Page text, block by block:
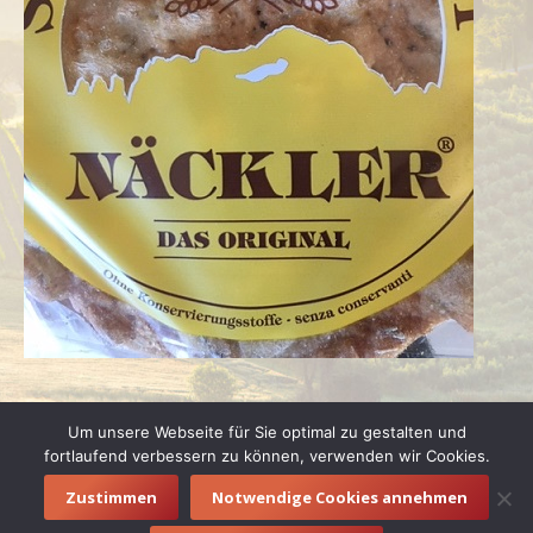
Um unsere Webseite für Sie optimal zu gestalten und
fortlaufend verbessern zu können, verwenden wir Cookies.
Zustimmen Notwendige Cookies annehmen